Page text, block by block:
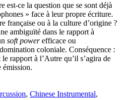
est-ce la question que se sont déjà
» face à leur propre écriture.
française ou à la culture d’origine ?
ambiguïté dans le rapport à
soft powerefficace ou
coloniale. Conséquence :
rapport à l’Autre qu’il s’agira de
émission.
, Chinese Instrumental,